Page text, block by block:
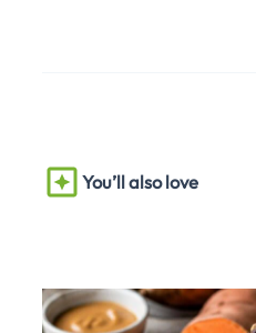
You’ll also love